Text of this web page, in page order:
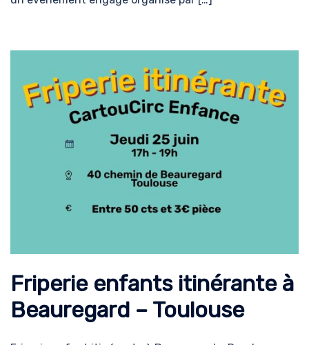
Friperie enfants itinérante à
Beauregard – Toulouse